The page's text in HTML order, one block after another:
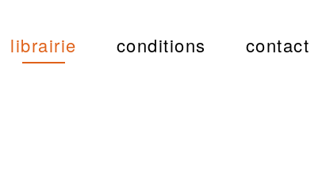
librairie conditions contact